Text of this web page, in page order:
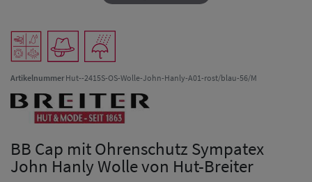
ArtikelnummerHut--2415S-OS-Wolle-John-Hanly-A01-rost/blau-56/M
BB Cap mit Ohrenschutz Sympatex
John Hanly Wolle von Hut-Breiter